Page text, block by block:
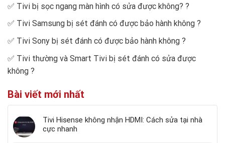
✅ Tivi bị sọc ngang màn hình có sửa được không? ?
✅ Tivi Samsung bị sét đánh có được bảo hành không ?
✅ Tivi Sony bị sét đánh có được bảo hành không ?
✅ Tivi thường và Smart Tivi bị sét đánh có sửa được
không ?
Bài viết mới nhất
Tivi Hisense không nhận HDMI: Cách sửa tại nhà
cực nhanh